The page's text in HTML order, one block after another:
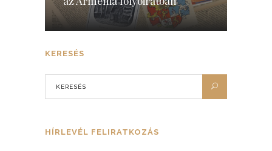
KERESÉS
HÍRLEVÉL FELIRATKOZÁS